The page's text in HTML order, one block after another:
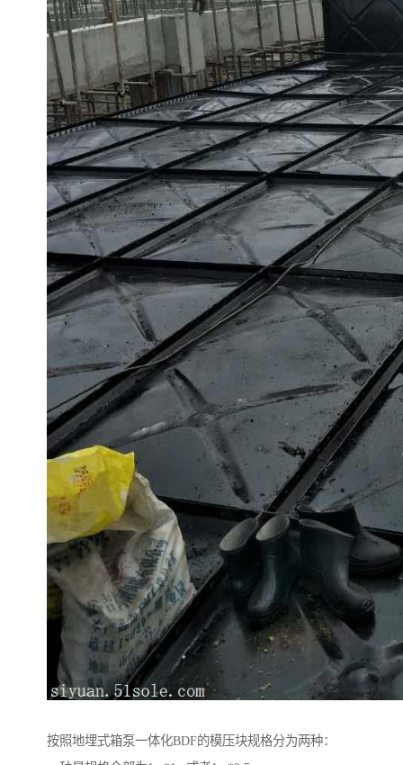
按照地埋式箱泵一体化BDF的模压块规格分为两种：